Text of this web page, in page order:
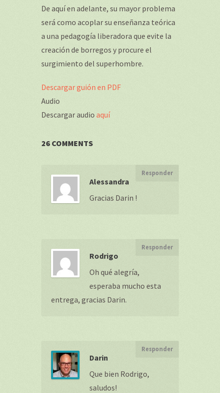
De aquí en adelante, su mayor problema
será como acoplar su enseñanza teórica
a una pedagogía liberadora que evite la
creación de borregos y procure el
surgimiento del superhombre.
Descargar guión en PDF
Audio
Descargar audio aquí
26 COMMENTS
Alessandra
Responder
Gracias Darin !
Rodrigo
Responder
Oh qué alegría,
esperaba mucho esta
entrega, gracias Darin.
Darin
Responder
Que bien Rodrigo,
saludos!